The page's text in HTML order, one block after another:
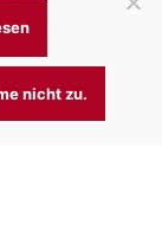
nicht zu.